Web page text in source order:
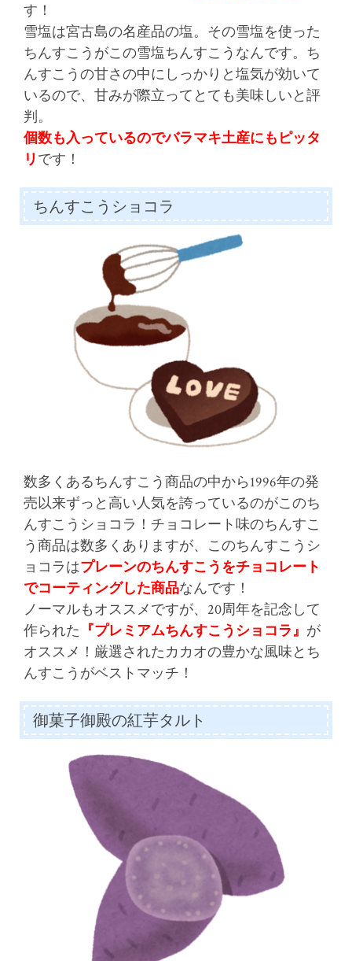
す！
雪塩は宮古島の名産品の塩。その雪塩を使った
ちんすこうがこの雪塩ちんすこうなんです。ち
んすこうの甘さの中にしっかりと塩気が効いて
いるので、甘みが際立ってとても美味しいと評
判。
個数も入っているのでバラマキ土産にもピッタ
リ です！
ちんすこうショコラ
数多くあるちんすこう商品の中から1996年の発
売以来ずっと高い人気を誇っているのがこのち
んすこうショコラ！チョコレート味のちんすこ
う商品は数多くありますが、このちんすこうシ
ョコラはプレーンのちんすこうをチョコレート
でコーティングした商品なんです！
ノーマルもオススメですが、20周年を記念して
作られた 『プレミアムちんすこうショコラ』 が
オススメ！厳選されたカカオの豊かな風味とち
んすこうがベストマッチ！
御菓子御殿の紅芋タルト